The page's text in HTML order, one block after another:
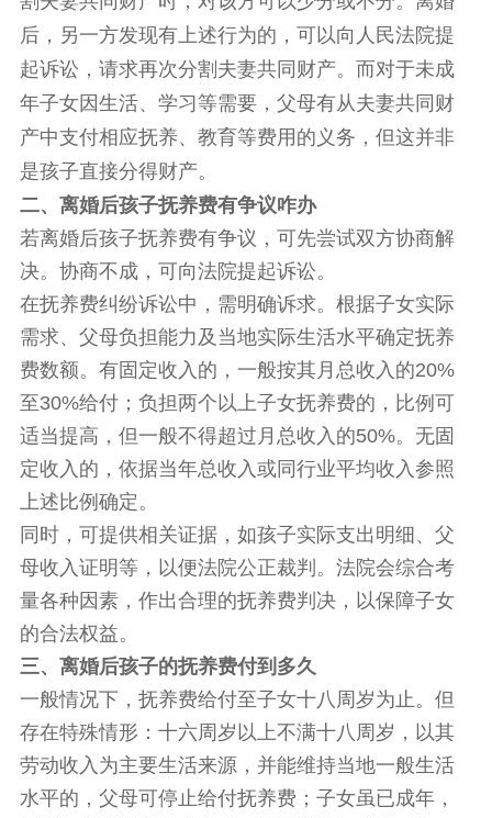
后，另一方发现有上述行为的，可以向人民法院提
起诉讼，请求再次分割夫妻共同财产。而对于未成
年子女因生活、学习等需要，父母有从夫妻共同财
产中支付相应抚养、教育等费用的义务，但这并非
是孩子直接分得财产。
二、离婚后孩子抚养费有争议咋办
若离婚后孩子抚养费有争议，可先尝试双方协商解
决。协商不成，可向法院提起诉讼。
在抚养费纠纷诉讼中，需明确诉求。根据子女实际
需求、父母负担能力及当地实际生活水平确定抚养
费数额。有固定收入的，一般按其月总收入的20%
至30%给付；负担两个以上子女抚养费的，比例可
适当提高，但一般不得超过月总收入的50%。无固
定收入的，依据当年总收入或同行业平均收入参照
上述比例确定。
同时，可提供相关证据，如孩子实际支出明细、父
母收入证明等，以便法院公正裁判。法院会综合考
量各种因素，作出合理的抚养费判决，以保障子女
的合法权益。
三、离婚后孩子的抚养费付到多久
一般情况下，抚养费给付至子女十八周岁为止。但
存在特殊情形：十六周岁以上不满十八周岁，以其
劳动收入为主要生活来源，并能维持当地一般生活
水平的，父母可停止给付抚养费；子女虽已成年，